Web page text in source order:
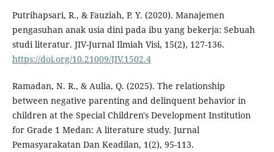
Putrihapsari, R., & Fauziah, P. Y. (2020). Manajemen
pengasuhan anak usia dini pada ibu yang bekerja: Sebuah
studi literatur. JIV-Jurnal Ilmiah Visi, 15(2), 127-136.
https://doi.org/10.21009/JIV.1502.4
Ramadan, N. R., & Aulia, Q. (2025). The relationship
between negative parenting and delinquent behavior in
children at the Special Children's Development Institution
for Grade 1 Medan: A literature study. Jurnal
Pemasyarakatan Dan Keadilan, 1(2), 95-113.